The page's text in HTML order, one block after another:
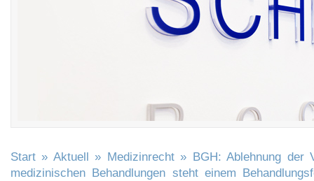
Start » Aktuell » Medizinrecht» BGH: Ablehnung der
medizinischen Behandlungen steht einem